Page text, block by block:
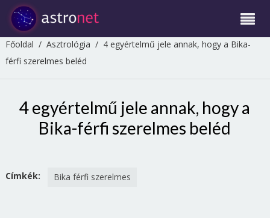
Főoldal / Asztrológia / 4 egyértelmű jele annak, hogy a Bika-
férfi szerelmes beléd
4 egyértelmű jele annak, hogy a
Bika-férfi szerelmes beléd
Címkék: Bika férfi szerelmes